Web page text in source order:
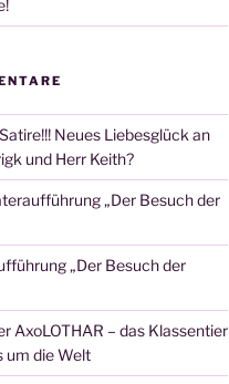
Neues Liebesglück an
und Herr Keith?
„Der Besuch der
„Der Besuch der
AxoLOTHAR – das Klassentier
um die Welt